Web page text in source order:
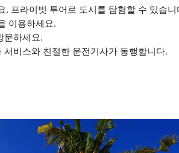
프라이빗 투어로 도시를 탐험할 수 있습니
이용하세요.
문하세요.
비스와 친절한 운전기사가 동행합니다.